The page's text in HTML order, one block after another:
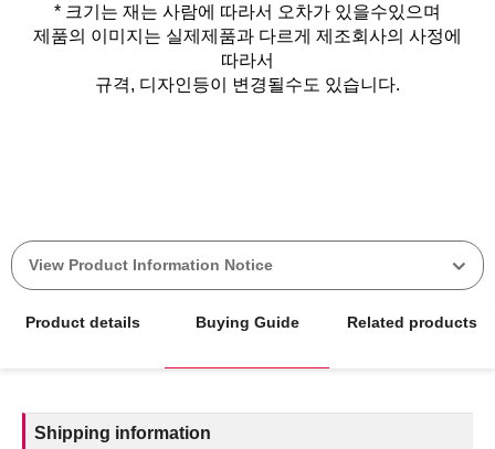
* 크기는 재는 사람에 따라서 오차가 있을수있으며
제품의 이미지는 실제제품과 다르게 제조회사의 사정에
따라서
규격, 디자인등이 변경될수도 있습니다.
View Product Information Notice
Product details Buying Guide Related products
Shipping information